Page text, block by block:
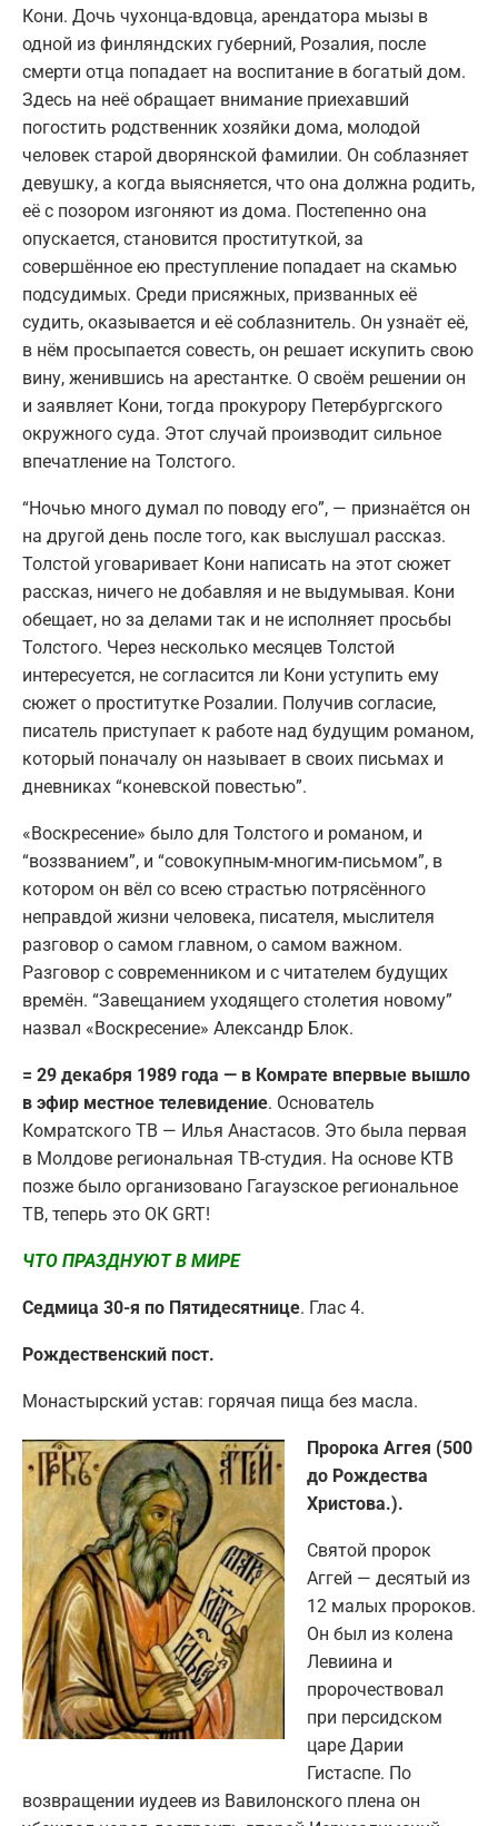
Кони. Дочь чухонца-вдовца, арендатора мызы в
одной из финляндских губерний, Розалия, после
смерти отца попадает на воспитание в богатый дом.
Здесь на неё обращает внимание приехавший
погостить родственник хозяйки дома, молодой
человек старой дворянской фамилии. Он соблазняет
девушку, а когда выясняется, что она должна родить,
её с позором изгоняют из дома. Постепенно она
опускается, становится проституткой, за
совершённое ею преступление попадает на скамью
подсудимых. Среди присяжных, призванных её
судить, оказывается и её соблазнитель. Он узнаёт её,
в нём просыпается совесть, он решает искупить свою
вину, женившись на арестантке. О своём решении он
и заявляет Кони, тогда прокурору Петербургского
окружного суда. Этот случай производит сильное
впечатление на Толстого.
“Ночью много думал по поводу его”, — признаётся он
на другой день после того, как выслушал рассказ.
Толстой уговаривает Кони написать на этот сюжет
рассказ, ничего не добавляя и не выдумывая. Кони
обещает, но за делами так и не исполняет просьбы
Толстого. Через несколько месяцев Толстой
интересуется, не согласится ли Кони уступить ему
сюжет о проститутке Розалии. Получив согласие,
писатель приступает к работе над будущим романом,
который поначалу он называет в своих письмах и
дневниках “коневской повестью”.
«Воскресение» было для Толстого и романом, и
“воззванием”, и “совокупным-многим-письмом”, в
котором он вёл со всею страстью потрясённого
неправдой жизни человека, писателя, мыслителя
разговор о самом главном, о самом важном.
Разговор с современником и с читателем будущих
времён. “Завещанием уходящего столетия новому”
назвал «Воскресение» Александр Блок.
= 29 декабря 1989 года — в Комрате впервые вышло
в эфир местное телевидение. Основатель
Комратского ТВ — Илья Анастасов. Это была первая
в Молдове региональная ТВ-студия. На основе КТВ
позже было организовано Гагаузское региональное
ТВ, теперь это ОК GRT!
ЧТО ПРАЗДНУЮТ В МИРЕ
Седмица 30-я по Пятидесятнице. Глас 4.
Рождественский пост.
Монастырский устав: горячая пища без масла.
Пророка Аггея (500
до Рождества
Христова.).
Святой пророк
Аггей — десятый из
12 малых пророков.
Он был из колена
Левиина и
пророчествовал
при персидском
царе Дарии
Гистаспе. По
возвращении иудеев из Вавилонского плена он